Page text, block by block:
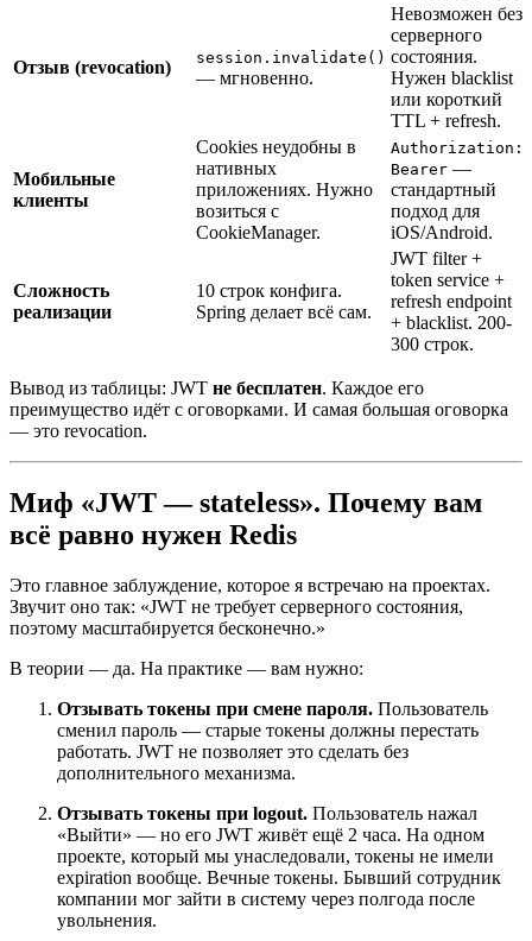
Отзыв (revocation) session.invalidate()
— мгновенно.
Невозможен без
серверного
состояния.
Нужен blacklist
или короткий
TTL + refresh.
Мобильные
клиенты
Cookies неудобны в
нативных
приложениях. Нужно
возиться с
CookieManager.
Authorization:
Bearer —
стандартный
подход для
iOS/Android.
Сложность
реализации
10 строк конфига.
Spring делает всё сам.
JWT filter +
token service +
refresh endpoint
+ blacklist. 200-
300 строк.
Вывод из таблицы: JWT не бесплатен. Каждое его
преимущество идёт с оговорками. И самая большая оговорка
— это revocation.
Миф «JWT — stateless». Почему вам
всё равно нужен Redis
Это главное заблуждение, которое я встречаю на проектах.
Звучит оно так: «JWT не требует серверного состояния,
поэтому масштабируется бесконечно.»
В теории — да. На практике — вам нужно:
Отзывать токены при смене пароля. Пользователь
сменил пароль — старые токены должны перестать
работать. JWT не позволяет это сделать без
дополнительного механизма.
Отзывать токены при logout. Пользователь нажал
«Выйти» — но его JWT живёт ещё 2 часа. На одном
проекте, который мы унаследовали, токены не имели
expiration вообще. Вечные токены. Бывший сотрудник
компании мог зайти в систему через полгода после
увольнения.